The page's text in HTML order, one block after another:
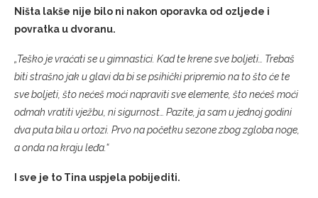
Ništa lakše nije bilo ni nakon oporavka od ozljede i
povratka u dvoranu.
„Teško je vraćati se u gimnastici. Kad te krene sve boljeti… Trebaš
biti strašno jak u glavi da bi se psihički pripremio na to što će te
sve boljeti, što nećeš moći napraviti sve elemente, što nećeš moći
odmah vratiti vježbu, ni sigurnost… Pazite, ja sam u jednoj godini
dva puta bila u ortozi. Prvo na početku sezone zbog zgloba noge,
a onda na kraju leđa.“
I sve je to Tina uspjela pobijediti.